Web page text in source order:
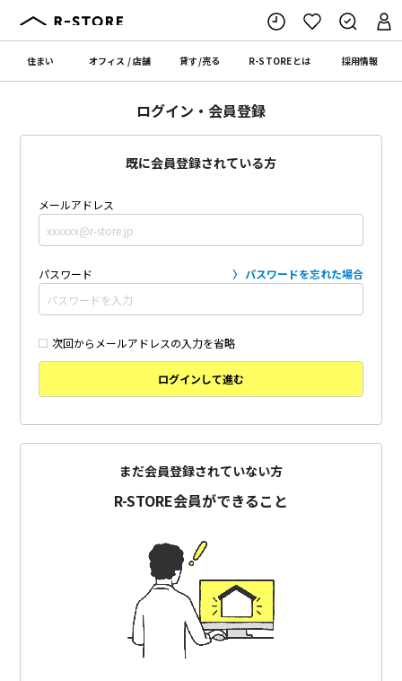
住まい オフィス /店舗 貸す/売る R-STOREとは 採用情報
ログイン・会員登録
既に会員登録されている方
メールアドレス
パスワード パスワードを忘れた場合
次回からメールアドレスの入力を省略
ログインして進む
まだ会員登録されていない方
R-STORE会員ができること